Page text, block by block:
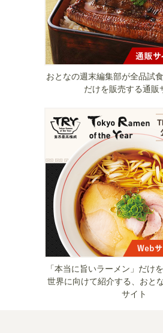
おとなの週末編集部が全品試
だけを販売する通販
「本当に旨いラーメン」だけ
世界に向けて紹介する、おと
サイト